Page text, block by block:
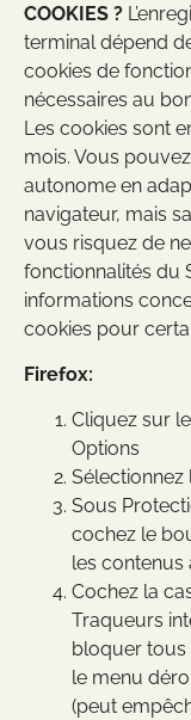
COOKIES ?
terminal dépend
cookies de
nécessaires au
Les cookies sont
mois. Vous
autonome en
navigateur, mais
vous risquez de
fonctionnalités du
informations
cookies pour
Firefox:
Cliquez sur
Options
Sélectionnez
Sous
cochez le
les contenus
Cochez la
Traqueurs
bloquer tous
le menu
(peut